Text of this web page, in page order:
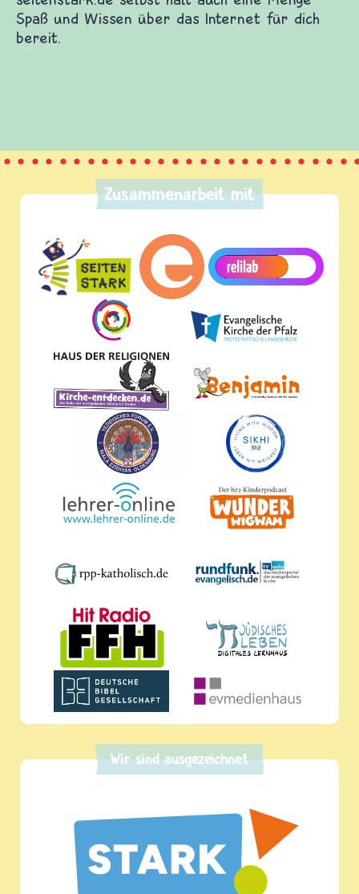
und Informationen zu vielen verschiedenen
mit anderen Kindern austauschen, Fragen
und etliches mehr. seitenstark.de selbst
Zusammenarbeit mit
Wir sind ausgezeichnet